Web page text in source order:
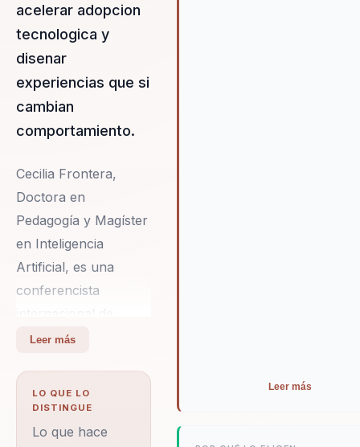
acelerar adopcion
tecnologica y
disenar
experiencias que si
cambian
comportamiento.
Cecilia Frontera,
Doctora en
Pedagogía y Magíster
en Inteligencia
Artificial, es una
conferencista
renombre que ha
significativa en el
ámbito de la
innovación educativa
Leer más
LO QUE LO
DISTINGUE
Lo que hace
Leer más